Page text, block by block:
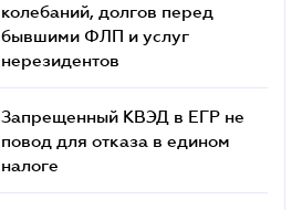
колебаний, долгов перед
бывшими ФЛП и услуг
нерезидентов
Запрещенный КВЭД в ЕГР не
повод для отказа в едином
налоге